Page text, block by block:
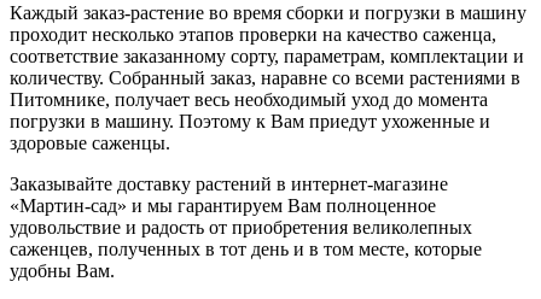
Каждый заказ-растение во время сборки и погрузки в машину
проходит несколько этапов проверки на качество саженца,
соответствие заказанному сорту, параметрам, комплектации и
количеству. Собранный заказ, наравне со всеми растениями в
Питомнике, получает весь необходимый уход до момента
погрузки в машину. Поэтому к Вам приедут ухоженные и
здоровые саженцы.
Заказывайте доставку растений в интернет-магазине
«Мартин-сад» и мы гарантируем Вам полноценное
удовольствие и радость от приобретения великолепных
саженцев, полученных в тот день и в том месте, которые
удобны Вам.